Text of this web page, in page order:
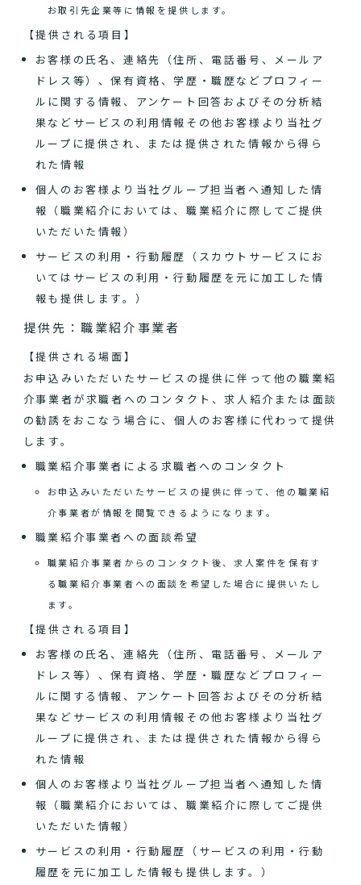
お取引先企業等に情報を提供します。
【提供される項目】
お客様の氏名、連絡先（住所、電話番号、メールア
ドレス等）、保有資格、学歴・職歴などプロフィー
ルに関する情報、アンケート回答およびその分析結
果などサービスの利用情報その他お客様より当社グ
ループに提供され、または提供された情報から得ら
れた情報
個人のお客様より当社グループ担当者へ通知した情
報（職業紹介においては、職業紹介に際してご提供
いただいた情報）
サービスの利用・行動履歴（スカウトサービスにお
いてはサービスの利用・行動履歴を元に加工した情
報も提供します。）
提供先：職業紹介事業者
【提供される場面】
お申込みいただいたサービスの提供に伴って他の職業紹
介事業者が求職者へのコンタクト、求人紹介または面談
の勧誘をおこなう場合に、個人のお客様に代わって提供
します。
職業紹介事業者による求職者へのコンタクト
お申込みいただいたサービスの提供に伴って、他の職業紹
介事業者が情報を閲覧できるようになります。
職業紹介事業者への面談希望
職業紹介事業者からのコンタクト後、求人案件を保有す
る職業紹介事業者への面談を希望した場合に提供いたし
ます。
【提供される項目】
お客様の氏名、連絡先（住所、電話番号、メールア
ドレス等）、保有資格、学歴・職歴などプロフィー
ルに関する情報、アンケート回答およびその分析結
果などサービスの利用情報その他お客様より当社グ
ループに提供され、または提供された情報から得ら
れた情報
個人のお客様より当社グループ担当者へ通知した情
報（職業紹介においては、職業紹介に際してご提供
いただいた情報）
サービスの利用・行動履歴（サービスの利用・行動
履歴を元に加工した情報も提供します。）